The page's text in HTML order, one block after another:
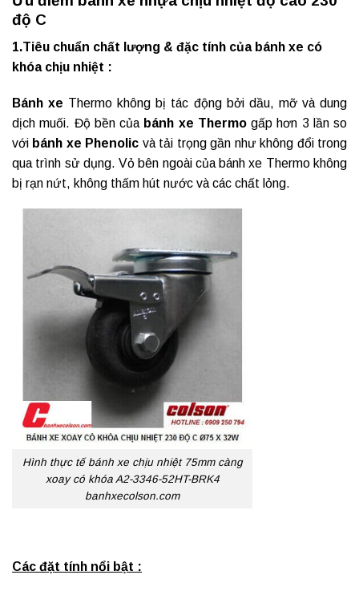
độ C
1.Tiêu chuẩn chất lượng & đặc tính của bánh xe có
khóa chịu nhiệt :
Bánh xe Thermo không bị tác động bởi dầu, mỡ và dung
dịch muối. Độ bền của bánh xe Thermogấp hơn 3 lần so
với bánh xe Phenolic và tải trọng gần như không đổi trong
qua trình sử dụng. Vỏ bên ngoài của bánh xe Thermo không
bị rạn nứt, không thấm hút nước và các chất lỏng.
Hình thực tế bánh xe chịu nhiệt 75mm càng
xoay có khóa A2-3346-52HT-BRK4
banhxecolson.com
Các đặt tính nổi bật :